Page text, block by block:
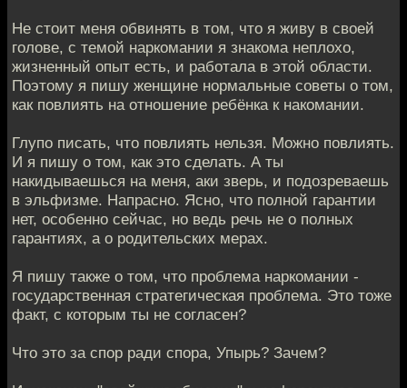
Не стоит меня обвинять в том, что я живу в своей
голове, с темой наркомании я знакома неплохо,
жизненный опыт есть, и работала в этой области.
Поэтому я пишу женщине нормальные советы о том,
как повлиять на отношение ребёнка к накомании.
Глупо писать, что повлиять нельзя. Можно повлиять.
И я пишу о том, как это сделать. А ты
накидываешься на меня, аки зверь, и подозреваешь
в эльфизме. Напрасно. Ясно, что полной гарантии
нет, особенно сейчас, но ведь речь не о полных
гарантиях, а о родительских мерах.
Я пишу также о том, что проблема наркомании -
государственная стратегическая проблема. Это тоже
факт, с которым ты не согласен?
Что это за спор ради спора, Упырь? Зачем?